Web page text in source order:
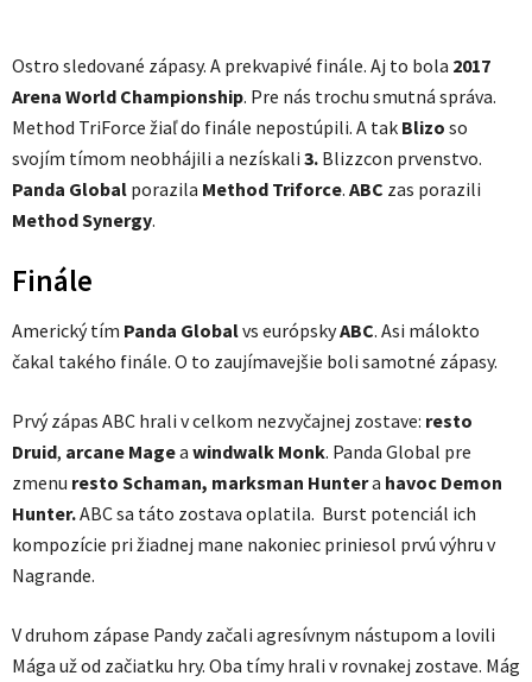
Ostro sledované zápasy. A prekvapivé finále. Aj to bola 2017
Arena World Championship. Pre nás trochu smutná správa.
Method TriForce žiaľ do finále nepostúpili. A tak Blizo so
svojím tímom neobhájili a nezískali 3. Blizzcon prvenstvo.
Panda Global porazila Method Triforce. ABC zas porazili
Method Synergy.
Finále
Americký tím Panda Globalvs európskyABC. Asi málokto
čakal takého finále. O to zaujímavejšie boli samotné zápasy.
Prvý zápas ABC hrali v celkom nezvyčajnej zostave: resto
Druid, arcane Magea windwalk Monk. Panda Global pre
zmenu resto Schaman, marksman Huntera havoc Demon
Hunter.ABC sa táto zostava oplatila. Burst potenciál ich
kompozície pri žiadnej mane nakoniec priniesol prvú výhru v
Nagrande.
V druhom zápase Pandy začali agresívnym nástupom a lovili
Mága už od začiatku hry. Oba tímy hrali v rovnakej zostave. Mág